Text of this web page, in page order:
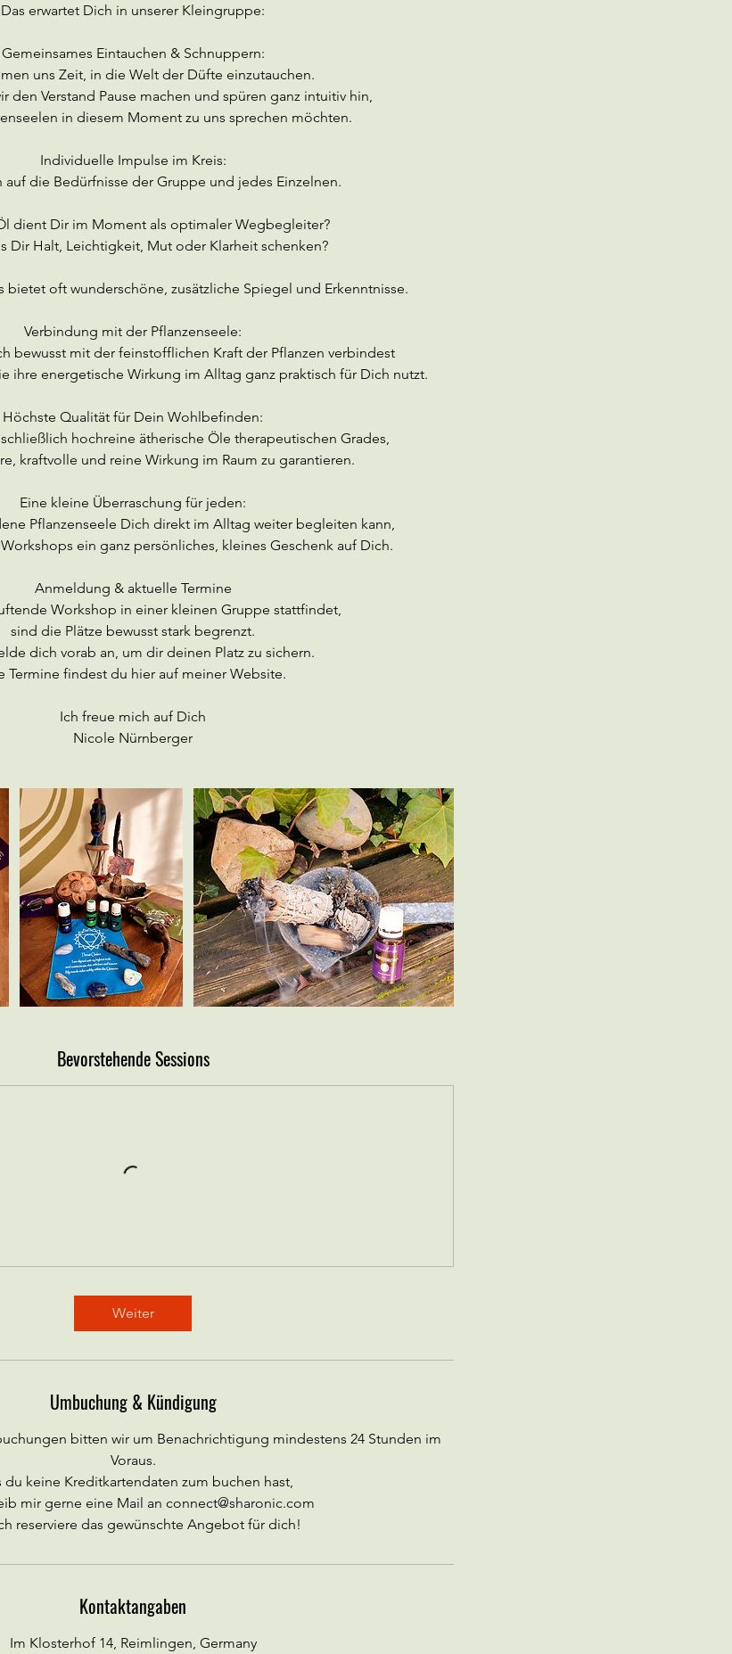
Das erwartet Dich in unserer Kleingruppe:
Gemeinsames Eintauchen & Schnuppern:
uns Zeit, in die Welt der Düfte einzutauchen.
den Verstand Pause machen und spüren ganz intuitiv hin,
in diesem Moment zu uns sprechen möchten.
Individuelle Impulse im Kreis:
auf die Bedürfnisse der Gruppe und jedes Einzelnen.
dient Dir im Moment als optimaler Wegbegleiter?
Dir Halt, Leichtigkeit, Mut oder Klarheit schenken?
bietet oft wunderschöne, zusätzliche Spiegel und Erkenntnisse.
Verbindung mit der Pflanzenseele:
bewusst mit der feinstofflichen Kraft der Pflanzen verbindest
ihre energetische Wirkung im Alltag ganz praktisch für Dich nutzt.
Höchste Qualität für Dein Wohlbefinden:
hochreine ätherische Öle therapeutischen Grades,
kraftvolle und reine Wirkung im Raum zu garantieren.
Eine kleine Überraschung für jeden:
Pflanzenseele Dich direkt im Alltag weiter begleiten kann,
ein ganz persönliches, kleines Geschenk auf Dich.
Anmeldung & aktuelle Termine
Workshop in einer kleinen Gruppe stattfindet,
sind die Plätze bewusst stark begrenzt.
dich vorab an, um dir deinen Platz zu sichern.
Termine findest du hier auf meiner Website.
Ich freue mich auf Dich
Nicole Nürnberger
Bevorstehende Sessions
Weiter
Umbuchung & Kündigung
bitten wir um Benachrichtigung mindestens 24 Stunden im
Voraus.
du keine Kreditkartendaten zum buchen hast,
mir gerne eine Mail an connect@sharonic.com
reserviere das gewünschte Angebot für dich!
Kontaktangaben
Im Klosterhof 14, Reimlingen, Germany